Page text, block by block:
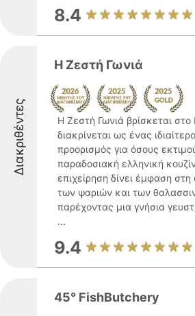
8.4
Διακριθέντες
Η Ζεστή Γωνιά
Η Ζεστή Γωνιά βρίσκεται στο
διακρίνεται ως ένας
προορισμός για όσους
παραδοσιακή ελληνική
επιχείρηση δίνει έμφαση
των ψαριών και των
παρέχοντας μια γνήσια
...
9.4
45° FishButchery